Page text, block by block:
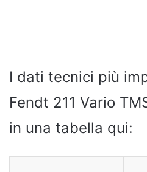
I dati tecnici più
Fendt 211 Vario
in una tabella qui: